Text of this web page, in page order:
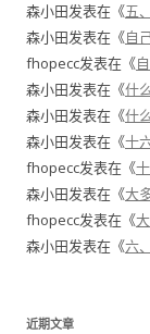
森小田发表在《五
森小田发表在《自
fhopecc发表在《
森小田发表在《什
森小田发表在《什
森小田发表在《十
fhopecc发表在《
森小田发表在《大
fhopecc发表在《
森小田发表在《六
近期文章